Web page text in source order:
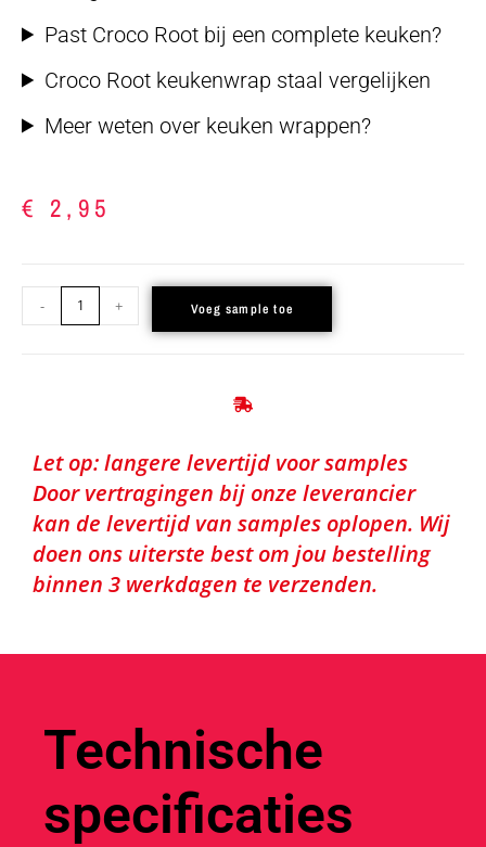
Past Croco Root bij een complete keuken?
Croco Root keukenwrap staal vergelijken
Meer weten over keuken wrappen?
€ 2,95
- + Voeg sample toe
Let op: langere levertijd voor samples
Door vertragingen bij onze leverancier
kan de levertijd van samples oplopen. Wij
doen ons uiterste best om jou bestelling
binnen 3 werkdagen te verzenden.
Technische
specificaties